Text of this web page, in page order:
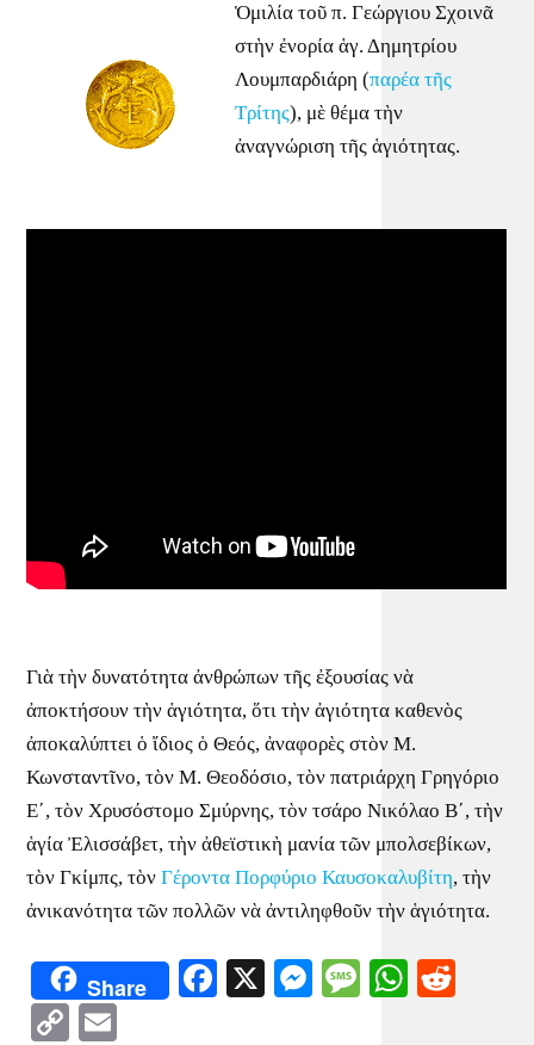
Ὁμιλία τοῦ π. Γεώργιου Σχοινᾶ
στὴν ἐνορία ἁγ. Δημητρίου
Λουμπαρδιάρη (παρέα τῆς
Τρίτης), μὲ θέμα τὴν
ἀναγνώριση τῆς ἁγιότητας.
Γιὰ τὴν δυνατότητα ἀνθρώπων τῆς ἐξουσίας νὰ
ἀποκτήσουν τὴν ἁγιότητα, ὅτι τὴν ἀγιότητα καθενὸς
ἀποκαλύπτει ὁ ἴδιος ὁ Θεός, ἀναφορὲς στὸν Μ.
Κωνσταντῖνο, τὸν Μ. Θεοδόσιο, τὸν πατριάρχη Γρηγόριο
Ε΄, τὸν Χρυσόστομο Σμύρνης, τὸν τσάρο Νικόλαο Β΄, τὴν
ἁγία Ἐλισσάβετ, τὴν ἀθεϊστικὴ μανία τῶν μπολσεβίκων,
τὸν Γκίμπς, τὸνΓέροντα Πορφύριο Καυσοκαλυβίτη, τὴν
ἀνικανότητα τῶν πολλῶν νὰ ἀντιληφθοῦν τὴν ἁγιότητα.
Share Facebook
X Messenger
Message
Copy